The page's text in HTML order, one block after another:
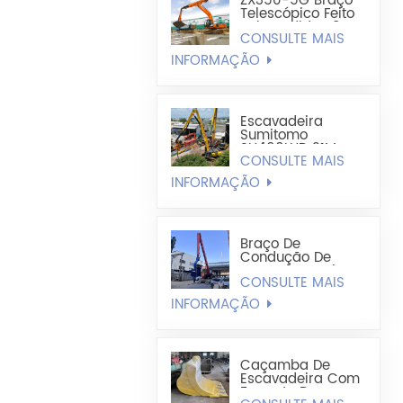
Telescópico Feito
Sob Medida 1,8
Cúbico Leve Tipo
Concha
CONSULTE MAIS
INFORMAÇÃO
Escavadeira
Sumitomo
SH490LHD 21M
Extra Longa Para
Retenção E
Perfuração De
CONSULTE MAIS
INFORMAÇÃO
Braço De
Condução De
Estaca-Prancha
De Aço Em Forma
De U Melhorado
Zx520 19,8 M
CONSULTE MAIS
INFORMAÇÃO
Caçamba De
Escavadeira Com
Formato De